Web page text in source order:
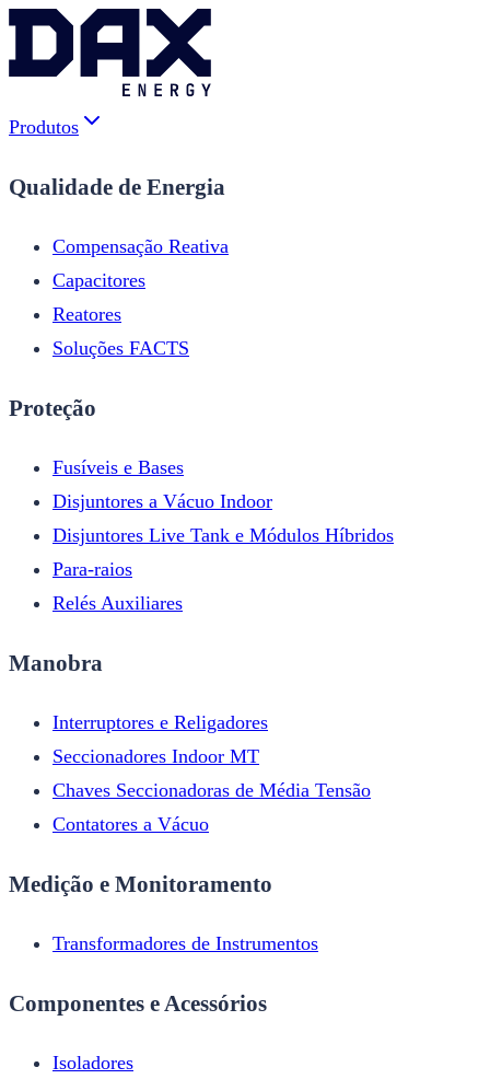
Produtos
Qualidade de Energia
Compensação Reativa
Capacitores
Reatores
Soluções FACTS
Proteção
Fusíveis e Bases
Disjuntores a Vácuo Indoor
Disjuntores Live Tank e Módulos Híbridos
Para-raios
Relés Auxiliares
Manobra
Interruptores e Religadores
Seccionadores Indoor MT
Chaves Seccionadoras de Média Tensão
Contatores a Vácuo
Medição e Monitoramento
Transformadores de Instrumentos
Componentes e Acessórios
Isoladores